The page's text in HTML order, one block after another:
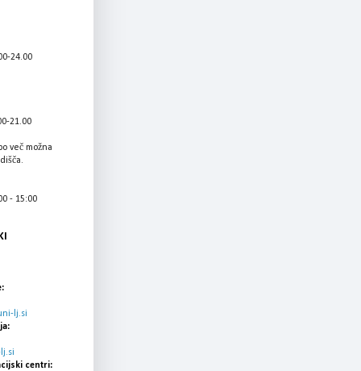
24.00
21.00
več možna
- 15:00
lj.si
centri: